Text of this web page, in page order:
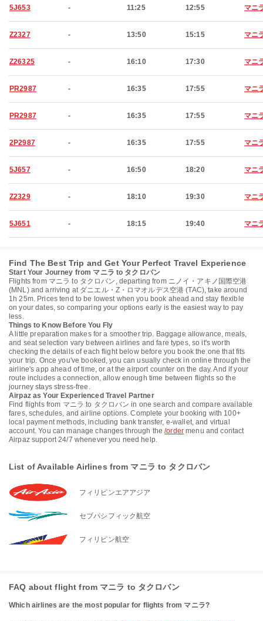
5J653 - 11:25 12:55 マニ
Z2327 - 13:50 15:15 マニ
Z26325 - 16:10 17:30 マニ
PR2987 - 16:35 17:55 マニ
PR2987 - 16:35 17:55 マニ
2P2987 - 16:35 17:55 マニ
5J657 - 16:50 18:20 マニ
Z2329 - 18:10 19:30 マニ
5J651 - 18:15 19:40 マニ
Find The Best Trip and Get Your Perfect Travel Experience
Start Your Journey from マニラ to タクロバン
Flights from マニラ to タクロバン, departing from ニノイ・アキノ国際空港
(MNL) and arriving at ダニエル・Z・ロマオルデス空港 (TAC), take around
1h 25m. Prices tend to be lowest when you book ahead and stay flexible
on your dates, so comparing your options early is the easiest way to pay
less.
Things to Know Before You Fly
A little preparation makes for a smoother trip. Baggage allowance, meals,
and seat selection vary between airlines and fare types, so it's worth
checking the details of each flight below before you book the one that fits
your trip. Once you've booked, you can usually check in online through the
airline's app ahead of time, or at the airport counter on the day. And if your
route includes a connection, allow enough time between flights so the
journey stays stress-free.
Airpaz as Your Experienced Travel Partner
Find flights from マニラ to タクロバン in one search and compare available
fares, schedules, and airline options. Complete your booking with 100+
local payment methods, including bank transfer, e-wallet, and virtual
account. You can manage changes through the/order menu and contact
Airpaz support 24/7 whenever you need help.
List of Available Airlines from マニラ to タクロバン
フィリピンエアアジア
セブパシフィック航空
フィリピン航空
FAQ about flight from マニラ to タクロバン
Which airlines are the most popular for flights from マニラ?